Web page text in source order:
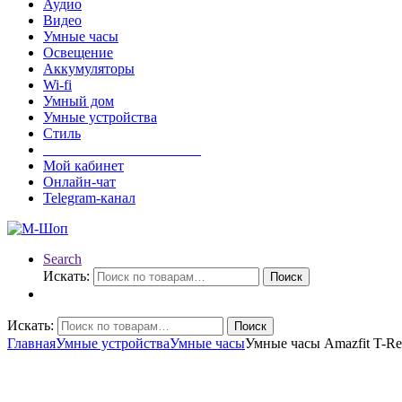
Аудио
Видео
Умные часы
Освещение
Аккумуляторы
Wi-fi
Умный дом
Умные устройства
Стиль
Мой кабинет
Онлайн-чат
Telegram-канал
Search
Искать:
Поиск
Искать: Поиск
ГлавнаяУмные устройстваУмные часыУмные часы Amazfit T-